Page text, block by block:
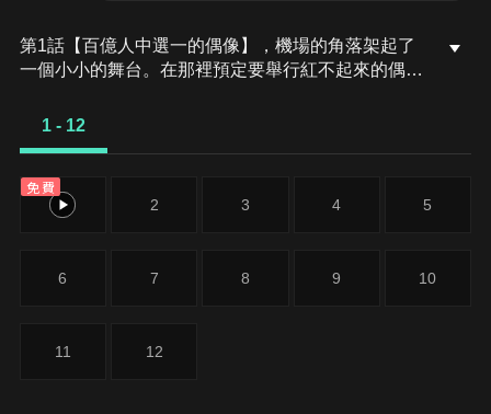
第1話【百億人中選一的偶像】，機場的角落架起了
一個小小的舞台。在那裡預定要舉行紅不起來的偶像
參加的偶像選拔大會。由於沒有半個人參加，製作人
億年中才會出一人的優秀人才的池橋，決定帶著華子
站上舞台。
1 - 12
免費
1 2 3 4 5
6 7 8 9 10
11 12